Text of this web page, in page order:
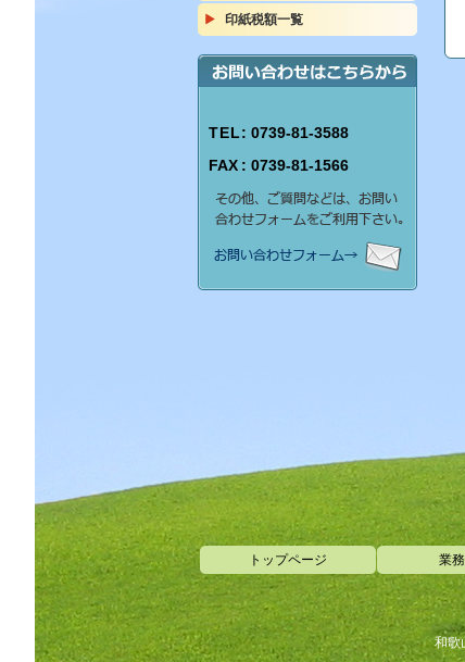
印紙税額一覧
TEL: 0739-81-3588
FAX : 0739-81-1566
トップページ 業
和